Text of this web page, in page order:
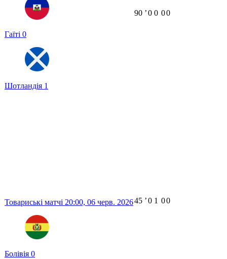
Гаїті 0
Шотландія 1
90 ʼ0 0 00
Товариські матчі 20:00, 06 черв. 2026
Болівія 0
45 ʼ0 1 00